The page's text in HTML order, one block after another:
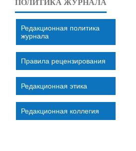
ПОЛИТИКА ЖУРНАЛА
Редакционная политика
журнала
Правила рецензирования
Редакционная этика
Редакционная коллегия